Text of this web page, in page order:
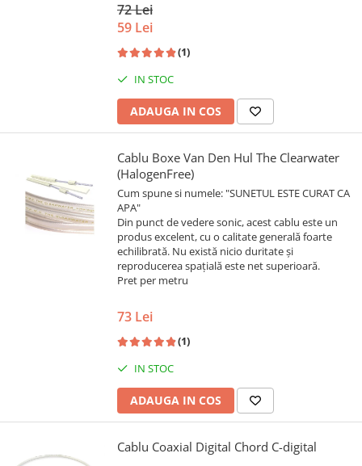
72 Lei
59 Lei
(1)
IN STOC
ADAUGA IN COS
Cablu Boxe Van Den Hul The Clearwater
(HalogenFree)
Cum spune si numele: "SUNETUL ESTE CURAT CA
APA"
Din punct de vedere sonic, acest cablu este un
produs excelent, cu o calitate generală foarte
echilibrată. Nu există nicio duritate și
reproducerea spațială este net superioară.
Pret per metru
73 Lei
(1)
IN STOC
ADAUGA IN COS
Cablu Coaxial Digital Chord C-digital